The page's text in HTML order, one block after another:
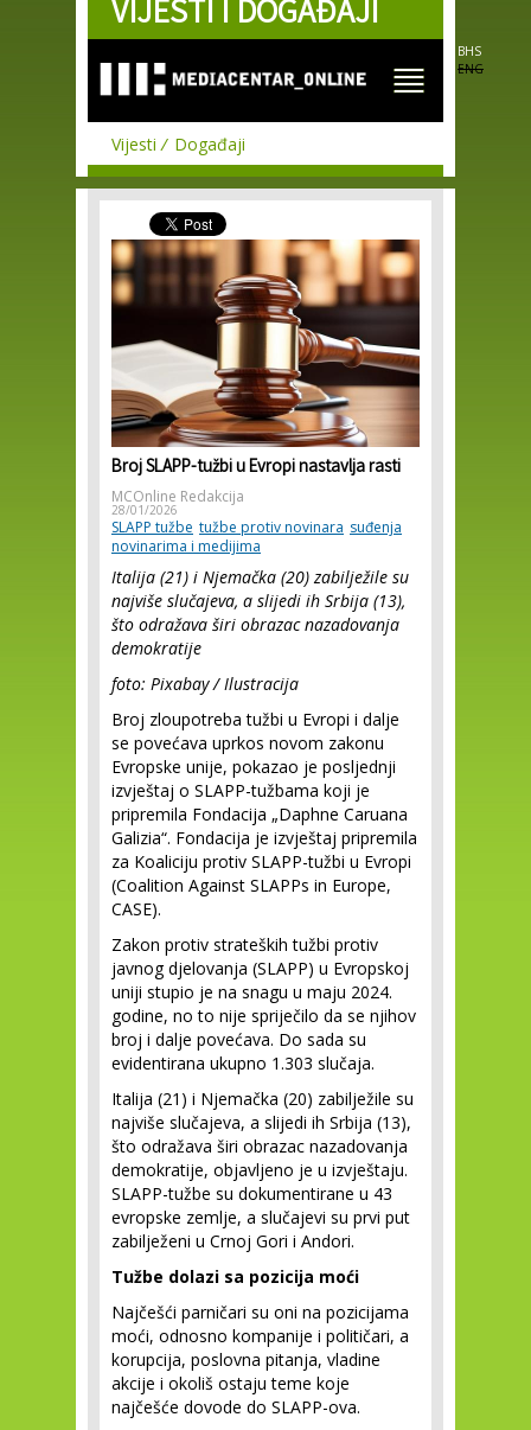
Skip to
main
VIJESTI I DOGAĐAJI
BHS
ENG
Vijesti Događaji
Broj SLAPP-tužbi u Evropi nastavlja rasti
MCOnline Redakcija
28/01/2026
SLAPP tužbe tužbe protiv novinara suđenja
novinarima i medijima
Italija (21) i Njemačka (20) zabilježile su
najviše slučajeva, a slijedi ih Srbija (13),
što odražava širi obrazac nazadovanja
demokratije
foto: Pixabay / Ilustracija
Broj zloupotreba tužbi u Evropi i dalje
se povećava uprkos novom zakonu
Evropske unije, pokazao je posljednji
izvještaj o SLAPP-tužbama koji je
pripremila Fondacija „Daphne Caruana
Galizia“. Fondacija je izvještaj pripremila
za Koaliciju protiv SLAPP-tužbi u Evropi
(Coalition Against SLAPPs in Europe,
CASE).
Zakon protiv strateških tužbi protiv
javnog djelovanja (SLAPP) u Evropskoj
uniji stupio je na snagu u maju 2024.
godine, no to nije spriječilo da se njihov
broj i dalje povećava. Do sada su
evidentirana ukupno 1.303 slučaja.
Italija (21) i Njemačka (20) zabilježile su
najviše slučajeva, a slijedi ih Srbija (13),
što odražava širi obrazac nazadovanja
demokratije, objavljeno je u izvještaju.
SLAPP-tužbe su dokumentirane u 43
evropske zemlje, a slučajevi su prvi put
zabilježeni u Crnoj Gori i Andori.
Tužbe dolazi sa pozicija moći
Najčešći parničari su oni na pozicijama
moći, odnosno kompanije i političari, a
korupcija, poslovna pitanja, vladine
akcije i okoliš ostaju teme koje
najčešće dovode do SLAPP-ova.